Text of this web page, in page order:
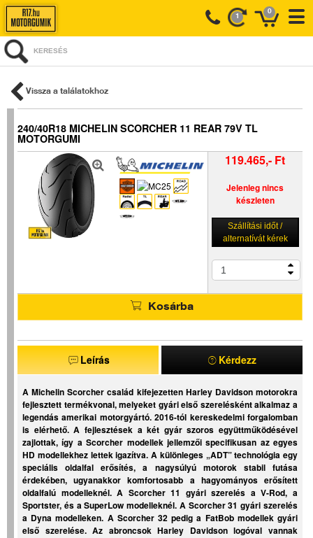
0
1
KERESÉS
Vissza a találatokhoz
240/40R18 MICHELIN SCORCHER 11 REAR 79V TL
MOTORGUMI
119.465,- Ft
Jelenleg nincs
készleten
Szállítási időt /
alternatívát kérek
Kosárba
Leírás Kérdezz
A Michelin Scorcher család kifejezetten Harley Davidson motorokra
fejlesztett termékvonal, melyeket gyári első szerelésként alkalmaz a
legendás amerikai motorgyártó. 2016-tól kereskedelmi forgalomban
is elérhető. A fejlesztések a két gyár szoros együttműködésével
zajlottak, így a Scorcher modellek jellemzői specifikusan az egyes
HD modellekhez lettek igazítva. A különleges „ADT” technológia egy
speciális oldalfal erősítés, a nagysúlyú motorok stabil futása
érdekében, ugyanakkor komfortosabb a hagyományos erősített
oldalfalú modelleknél. A Scorcher 11 gyári szerelés a V-Rod, a
Sportster, és a SuperLow modelleknél. A Scorcher 31 gyári szerelés
a Dyna modelleken. A Scorcher 32 pedig a FatBob modellek gyári
első szerelése. Az abroncsok Harley Davidson logóval vannak